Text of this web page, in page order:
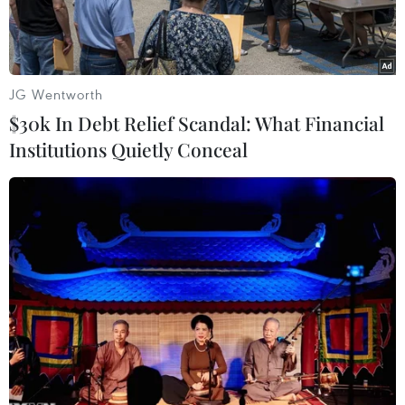
Ông Mai Bá Hùng, Phó chủ tịch Liên đoàn bóng
đá Thành phố Hồ Chí Minh chobiết, về cơ bản
huấn luyện viên họ Vương đã đồng ý về với
Mọi chi tiết về hợp đồng huấn luyện đã được
lãnh đạo đội bóng Thành phố HồChí Minh và
ông Vương Á Nam thảo luận và thống nhất. Đặc
biệt tiền lương của vịchuyên gia Trung Quốc là
chi tiết quan trọng nhất, được hai bên thỏa
thuận sẽgiữ kín. Bản ghi nhớ về việc ông Vương
Á Nam sẽ huấn luyện tuyển nữ Thành phố
HồChí Minh cũng đã được ký.
Những ngày vừa qua, huấn luyện viên họ
JG Wentworth
$30k In Debt Relief Scandal: What Financial
Institutions Quietly Conceal